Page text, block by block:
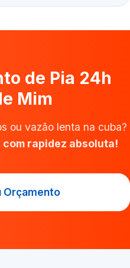
de Pia 24h
Mim
ou vazão lenta na cuba?
rapidez absoluta!
Orçamento